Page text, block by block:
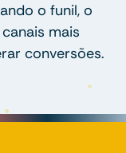
o funil, o
mais
conversões.